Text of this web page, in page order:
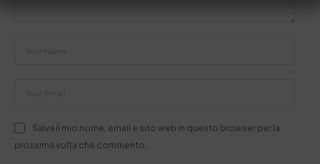
Salva il mio nome, email e sito web in questo browser per la
prossima volta che commento.